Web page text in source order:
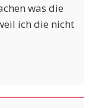
was die
ich die nicht